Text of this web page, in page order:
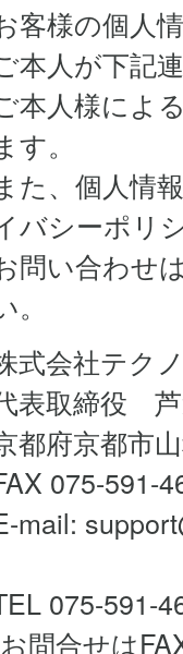
客様の個人
本人が下記
本人様によ
す。
た、個人情
バシーポリ
問い合わせ
。
式会社テク
表取締役
都府京都市
075-591-
mail:
075-591-
問合せは